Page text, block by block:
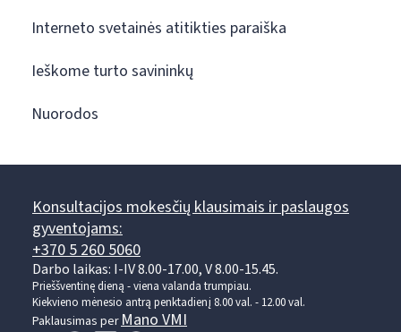
Interneto svetainės atitikties paraiška
Ieškome turto savininkų
Nuorodos
Konsultacijos mokesčių klausimais ir paslaugos
gyventojams:
+370 5 260 5060
Darbo laikas: I-IV 8.00-17.00, V 8.00-15.45.
Prieššventinę dieną - viena valanda trumpiau.
Kiekvieno mėnesio antrą penktadienį 8.00 val. - 12.00 val.
Paklausimas perMano VMI